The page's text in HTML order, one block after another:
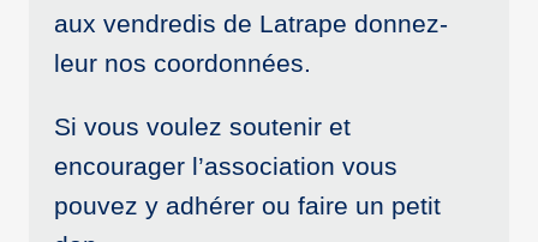
aux vendredis de Latrape donnez-
leur nos coordonnées.
Si vous voulez soutenir et
encourager l’association vous
pouvez y adhérer ou faire un petit